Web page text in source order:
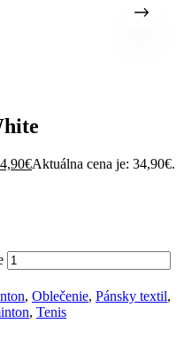
€Aktuálna cena je: 34,90€.
, Oblečenie, Pánsky textil,
, Tenis